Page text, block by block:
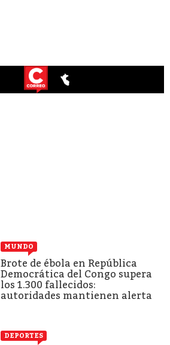
MUNDO
Brote de ébola en República
Democrática del Congo supera
los 1.300 fallecidos:
autoridades mantienen alerta
DEPORTES